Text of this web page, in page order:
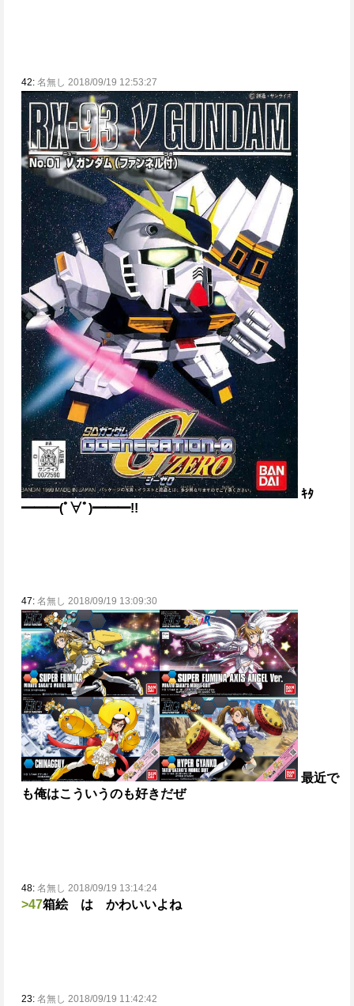
42: 名無し 2018/09/19 12:53:27
ｷﾀ
━━━(ﾟ∀ﾟ)━━━!!
47: 名無し 2018/09/19 13:09:30
最近で
も俺はこういうのも好きだぜ
48: 名無し 2018/09/19 13:14:24
>47箱絵 は かわいいよね
23: 名無し 2018/09/19 11:42:42